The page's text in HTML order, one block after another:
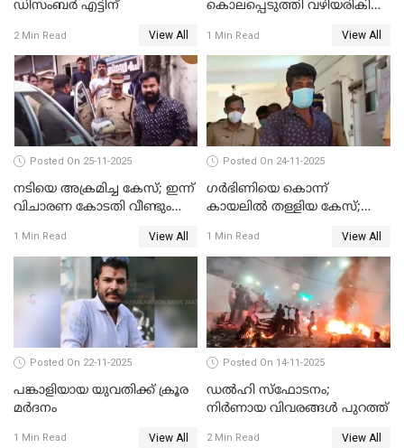
ഡിസംബര്‍ എട്ടിന്
2 Min Read View All
കൊലപ്പെടുത്തി വഴിയരികിൽ
പിടിയിൽ
1 Min Read View All
Posted On 25-11-2025
നടിയെ അക്രമിച്ച കേസ്; ഇന്ന്
വിചാരണ കോടതി വീണ്ടും
1 Min Read View All
Posted On 24-11-2025
ഗര്‍ഭിണിയെ കൊന്ന്
കായലില്‍ തള്ളിയ കേസ്;
1 Min Read View All
Posted On 22-11-2025
പങ്കാളിയായ യുവതിക്ക് ക്രൂര
മര്‍ദനം
1 Min Read View All
Posted On 14-11-2025
ഡല്‍ഹി സ്‌ഫോടനം;
നിര്‍ണായ വിവരങ്ങള്‍ പുറത്ത്
2 Min Read View All